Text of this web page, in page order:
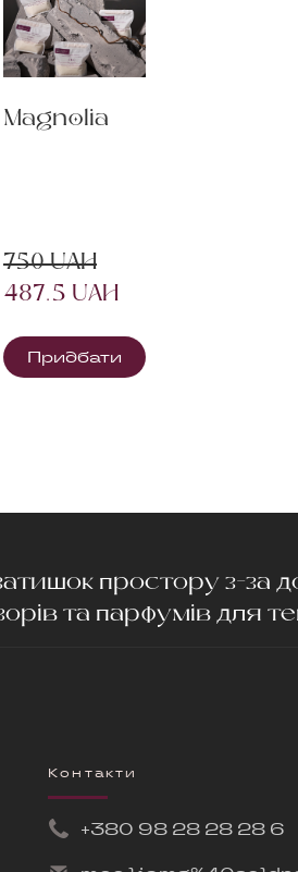
Magnolia
750 UAH
487.5 UAH
Придбати
простору з-за
та парфумів для
Контакти
+380 98 28 28 28 6